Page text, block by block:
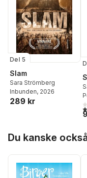
Del 5
Slam
Sara Strömberg
Inbunden, 2026
289 kr
Du kanske